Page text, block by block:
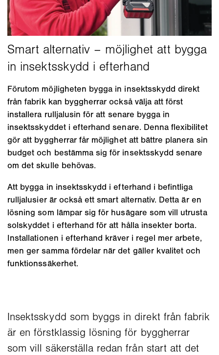
Förutom möjligheten bygga in insektsskydd direkt
från fabrik kan byggherrar också välja att först
installera rulljalusin för att senare bygga in
insektsskyddet i efterhand senare. Denna flexibilitet
gör att byggherrar får möjlighet att bättre planera sin
budget och bestämma sig för insektsskydd senare
om det skulle behövas.
Att bygga in insektsskydd i efterhand i befintliga
rulljalusier är också ett smart alternativ. Detta är en
lösning som lämpar sig för husägare som vill utrusta
solskyddet i efterhand för att hålla insekter borta.
Installationen i efterhand kräver i regel mer arbete,
men ger samma fördelar när det gäller kvalitet och
funktionssäkerhet.
Insektsskydd som byggs in direkt från fabrik
är en förstklassig lösning för byggherrar
som vill säkerställa redan från start att det